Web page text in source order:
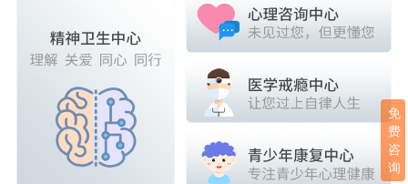
免
费
咨
询